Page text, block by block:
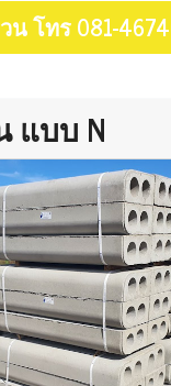
น โทร 081-
แบบ N